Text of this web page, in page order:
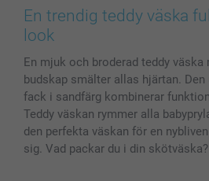
Bilder, Fotoförstoring & Fotohäften
Skal till Mobil & Surfplatta
Fotoalmanackor & Fotoagenda
Fotoramar & Tillbehör
Presentkort
Alla fotoprodukter
Cookie Policy
Sitemap
Investor Relations
smartgaranti
smartbonus
Status på beställningar
En trendig teddy väska
look
En mjuk och broderad teddy
budskap smälter allas hjärtan.
fack i sandfärg kombinerar
Teddy väskan rymmer alla
den perfekta väskan för en
sig. Vad packar du i din skötväska?